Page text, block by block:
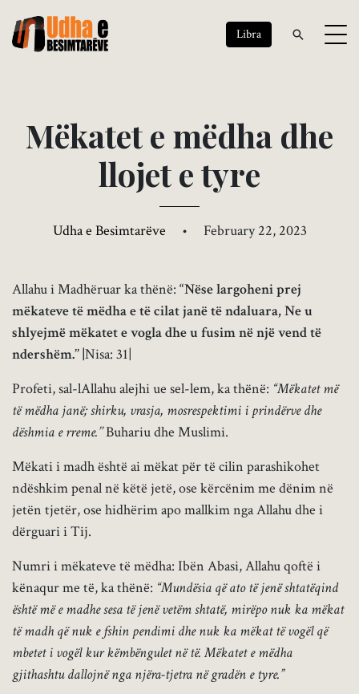
Libra
Mëkatete mëdha dhe
llojetetyre
Udha e Besimtarëve • February 22, 2023
Allahu i Madhëruar ka thënë: “Nëse largoheni prej
mëkateve të mëdha e të cilat janë të ndaluara, Ne u
shlyejmë mëkatet e vogla dhe u fusim në një vend të
ndershëm.’’ |Nisa: 31|
Profeti, sal-lAllahu alejhi ue sel-lem, ka thënë: “Mëkatet më
të mëdha janë; shirku, vrasja, mosrespektimi i prindërve dhe
dëshmia e rreme.’’Buhariu dhe Muslimi.
Mëkati i madh është ai mëkat për të cilin parashikohet
ndëshkim penal në këtë jetë, ose kërcënim me dënim në
jetën tjetër, ose hidhërim apo mallkim nga Allahu dhe i
dërguari i Tij.
Numri i mëkateve të mëdha: Ibën Abasi, Allahu qoftë i
kënaqur me të, ka thënë: “Mundësia që ato të jenë shtatëqind
është më e madhe sesa të jenë vetëm shtatë, mirëpo nuk ka mëkat
të madh që nuk e fshin pendimi dhe nuk ka mëkat të vogël që
mbetet i vogël kur këmbëngulet në të. Mëkatet e mëdha
gjithashtu dallojnë nga njëra-tjetra në gradën e tyre.”